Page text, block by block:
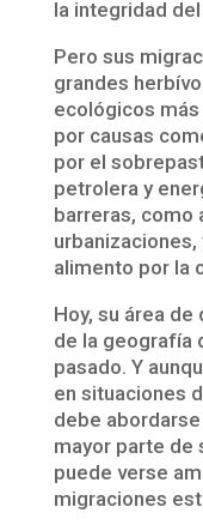
la integridad
Pero sus
grandes
ecológicos más
por causas
por el
petrolera y
barreras, como
urbanizaciones,
alimento por la
Hoy, su área
de la geografía
pasado. Y
en situaciones
debe
mayor parte de
puede verse
migraciones